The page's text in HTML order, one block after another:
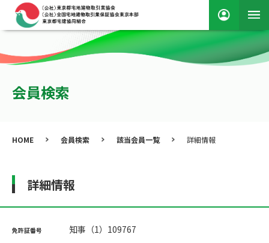
会員検索
HOME 会員検索 該当会員一覧 詳細情報
詳細情報
免許証番号 知事（1）109767